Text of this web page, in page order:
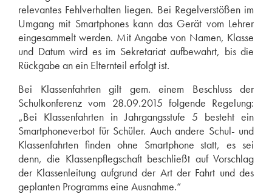
relevantes Fehlverhalten liegen. Bei Regelverstößen im
Umgang mit Smartphones kann das Gerät vom Lehrer
eingesammelt werden. Mit Angabe von Namen, Klasse
und Datum wird es im Sekretariat aufbewahrt, bis die
Rückgabe an ein Elternteil erfolgt ist.
Bei Klassenfahrten gilt gem. einem Beschluss der
Schulkonferenz vom 28.09.2015 folgende Regelung:
„Bei Klassenfahrten in Jahrgangsstufe 5 besteht ein
Smartphoneverbot für Schüler. Auch andere Schul- und
Klassenfahrten finden ohne Smartphone statt, es sei
denn, die Klassenpflegschaft beschließt auf Vorschlag
der Klassenleitung aufgrund der Art der Fahrt und des
geplanten Programms eine Ausnahme.“